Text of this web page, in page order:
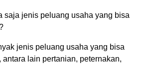
saja jenis peluang usaha yang bisa
jenis peluang usaha yang bisa
lain pertanian, peternakan,